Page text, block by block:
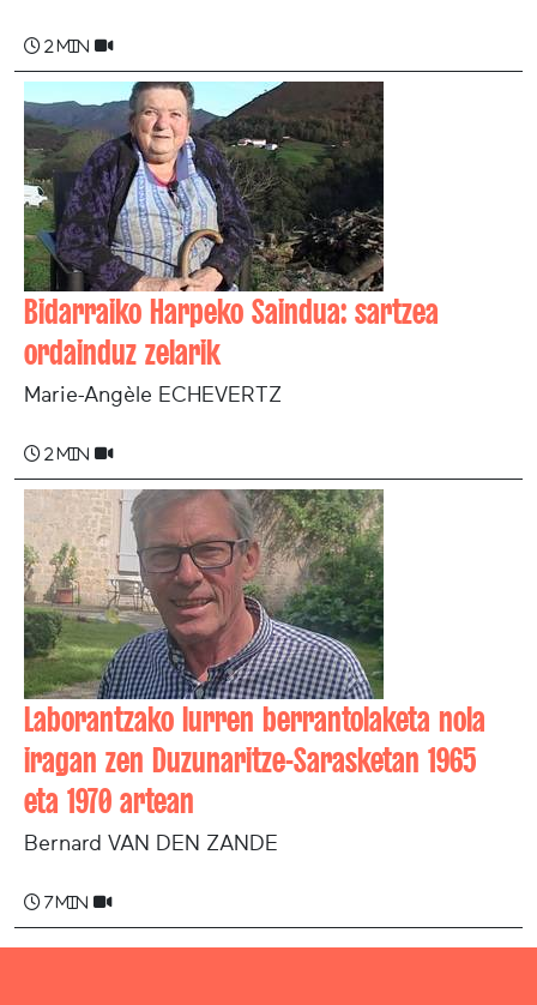
2 min
Bidarraiko Harpeko Saindua: sartzea
ordainduz zelarik
Marie-Angèle ECHEVERTZ
2 min
Laborantzako lurren berrantolaketa nola
iragan zen Duzunaritze-Sarasketan 1965
eta 1970 artean
Bernard VAN DEN ZANDE
7 min